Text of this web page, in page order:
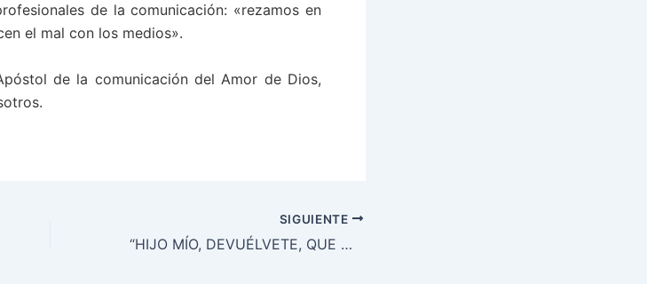
de la comunicación: «rezamos en
el mal con los medios».
de la comunicación del Amor de Dios,
SIGUIENTE
“HIJO MÍO, DEVUÉLVETE, QUE MI MADRE TE VA A CUIDAR”